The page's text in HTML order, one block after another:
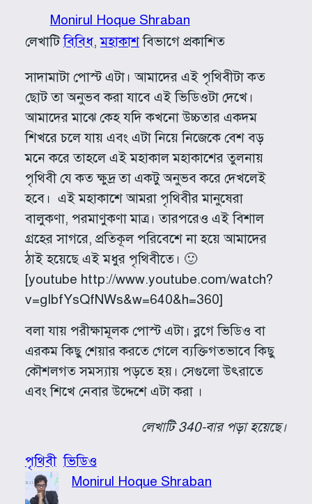
Monirul Hoque Shraban
লেখাটিবিবিধ, মহাকাশবিভাগে প্রকাশিত
সাদামাটা পোস্ট এটা। আমাদের এই পৃথিবীটা কত
ছোট তা অনুভব করা যাবে এই ভিডিওটা দেখে।
আমাদের মাঝে কেহ যদি কখনো উচ্চতার একদম
শিখরে চলে যায় এবং এটা নিয়ে নিজেকে বেশ বড়
মনে করে তাহলে এই মহাকাল মহাকাশের তুলনায়
পৃথিবী যে কত ক্ষুদ্র তা একটু অনুভব করে দেখলেই
হবে। এই মহাকাশে আমরা পৃথিবীর মানুষেরা
বালুকণা, পরমাণুকণা মাত্র। তারপরেও এই বিশাল
গ্রহের সাগরে, প্রতিকূল পরিবেশে না হয়ে আমাদের
ঠাই হয়েছে এই মধুর পৃথিবীতে। 🙂
[youtube http://www.youtube.com/watch?
v=gIbfYsQfNWs&w=640&h=360]
বলা যায় পরীক্ষামূলক পোস্ট এটা। ব্লগে ভিডিও বা
এরকম কিছু শেয়ার করতে গেলে ব্যক্তিগতভাবে কিছু
কৌশলগত সমস্যায় পড়তে হয়। সেগুলো উৎরাতে
এবং শিখে নেবার উদ্দেশে এটা করা ।
লেখাটি 340-বার পড়া হয়েছে।
পৃথিবী ভিডিও
Monirul Hoque Shraban